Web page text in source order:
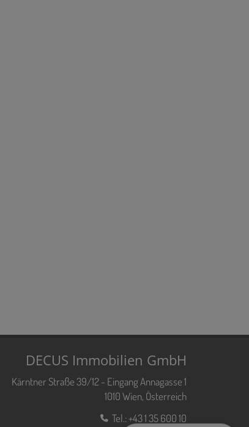
DECUS Immobilien GmbH
Kärntner Straße 39/12 - Eingang Annagasse 1
1010 Wien, Österreich
Tel.:+43 1 35 600 10